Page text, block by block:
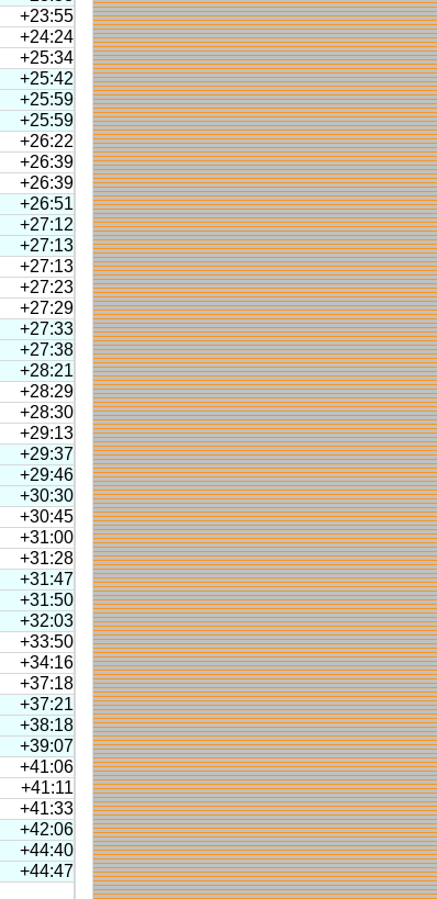
+23:55
+24:24
+25:34
+25:42
+25:59
+25:59
+26:22
+26:39
+26:39
+26:51
+27:12
+27:13
+27:13
+27:23
+27:29
+27:33
+27:38
+28:21
+28:29
+28:30
+29:13
+29:37
+29:46
+30:30
+30:45
+31:00
+31:28
+31:47
+31:50
+32:03
+33:50
+34:16
+37:18
+37:21
+38:18
+39:07
+41:06
+41:11
+41:33
+42:06
+44:40
+44:47